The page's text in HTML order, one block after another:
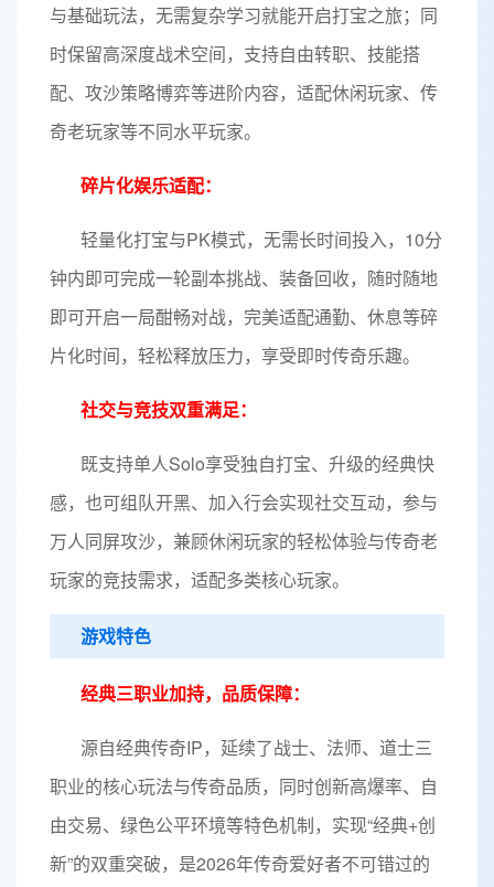
与基础玩法，无需复杂学习就能开启打宝之旅；同
时保留高深度战术空间，支持自由转职、技能搭
配、攻沙策略博弈等进阶内容，适配休闲玩家、传
奇老玩家等不同水平玩家。
碎片化娱乐适配：
轻量化打宝与PK模式，无需长时间投入，10分
钟内即可完成一轮副本挑战、装备回收，随时随地
即可开启一局酣畅对战，完美适配通勤、休息等碎
片化时间，轻松释放压力，享受即时传奇乐趣。
社交与竞技双重满足：
既支持单人Solo享受独自打宝、升级的经典快
感，也可组队开黑、加入行会实现社交互动，参与
万人同屏攻沙，兼顾休闲玩家的轻松体验与传奇老
玩家的竞技需求，适配多类核心玩家。
游戏特色
经典三职业加持，品质保障：
源自经典传奇IP，延续了战士、法师、道士三
职业的核心玩法与传奇品质，同时创新高爆率、自
由交易、绿色公平环境等特色机制，实现“经典+创
新”的双重突破，是2026年传奇爱好者不可错过的